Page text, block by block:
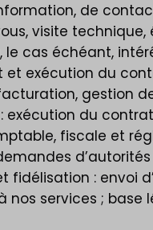
de
visite
le cas échéant,
et exécution du
gestion
exécution du
fiscale et
fidélisation : envoi
services ;